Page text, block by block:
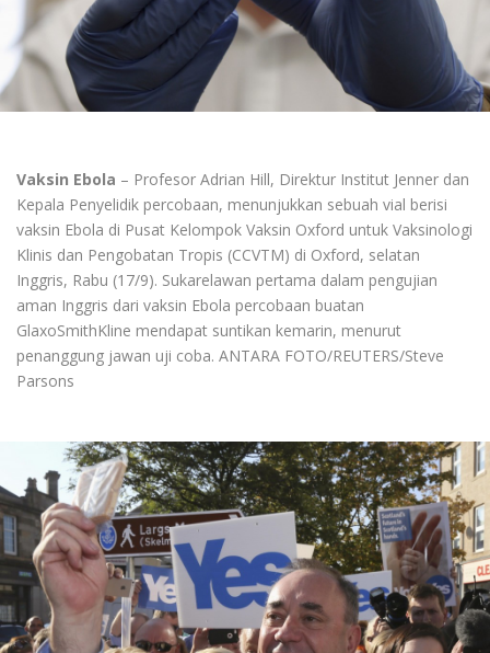
Vaksin Ebola – Profesor Adrian Hill, Direktur Institut Jenner dan
Kepala Penyelidik percobaan, menunjukkan sebuah vial berisi
vaksin Ebola di Pusat Kelompok Vaksin Oxford untuk Vaksinologi
Klinis dan Pengobatan Tropis (CCVTM) di Oxford, selatan
Inggris, Rabu (17/9). Sukarelawan pertama dalam pengujian
aman Inggris dari vaksin Ebola percobaan buatan
GlaxoSmithKline mendapat suntikan kemarin, menurut
penanggung jawan uji coba. ANTARA FOTO/REUTERS/Steve
Parsons